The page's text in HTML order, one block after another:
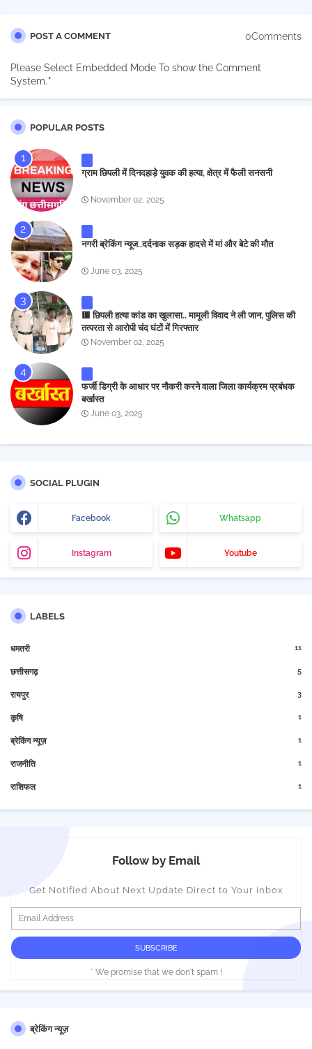
POST A COMMENT 0Comments
Please Select Embedded Mode To show the Comment
System.*
POPULAR POSTS
ग्राम छिपली में दिनदहाड़े युवक की हत्या, क्षेत्र में फैली सनसनी
November 02, 2025
नगरी ब्रेकिंग न्यूज..दर्दनाक सड़क हादसे में मां और बेटे की मौत
June 03, 2025
🟥 छिपली हत्या कांड का खुलासा.. मामूली विवाद ने ली जान, पुलिस की
तत्परता से आरोपी चंद घंटों में गिरफ्तार
November 02, 2025
फर्जी डिग्री के आधार पर नौकरी करने वाला जिला कार्यक्रम प्रबंधक
बर्खास्त
June 03, 2025
SOCIAL PLUGIN
Facebook Whatsapp
Instagram Youtube
LABELS
धमतरी 11
छत्तीसगढ़ 5
रायपुर 3
कृषि 1
ब्रेकिंग न्यूज़ 1
राजनीति 1
राशिफल 1
Follow by Email
Get Notified About Next Update Direct to Your inbox
* We promise that we don't spam !
ब्रेकिंग न्यूज़